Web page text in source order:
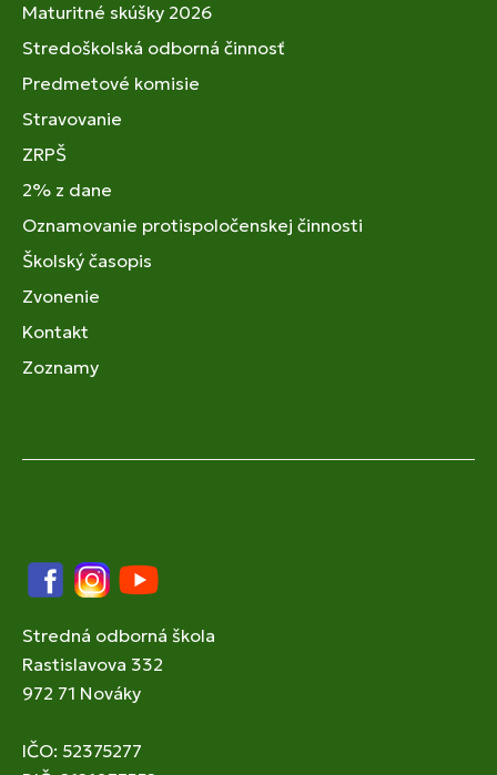
Maturitné skúšky 2026
Stredoškolská odborná činnosť
Predmetové komisie
Stravovanie
ZRPŠ
2% z dane
Oznamovanie protispoločenskej činnosti
Školský časopis
Zvonenie
Kontakt
Zoznamy
FacebookInstagram
YouTube
Stredná odborná škola
Rastislavova 332
972 71 Nováky
IČO: 52375277